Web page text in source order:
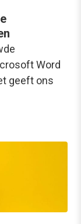
Word
geeft ons